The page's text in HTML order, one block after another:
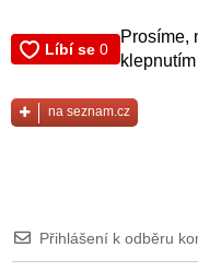
Prosíme,
na seznam.cz
Přihlášení k odběru